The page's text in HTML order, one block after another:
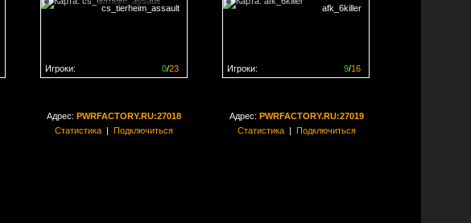
cs_tierheim_assault
0/23
Игроки:
afk_6killer
9/16
Игроки:
Адрес: PWRFACTORY.RU:27018
Статистика| Подключиться
Адрес: PWRFACTORY.RU:27019
Статистика| Подключиться